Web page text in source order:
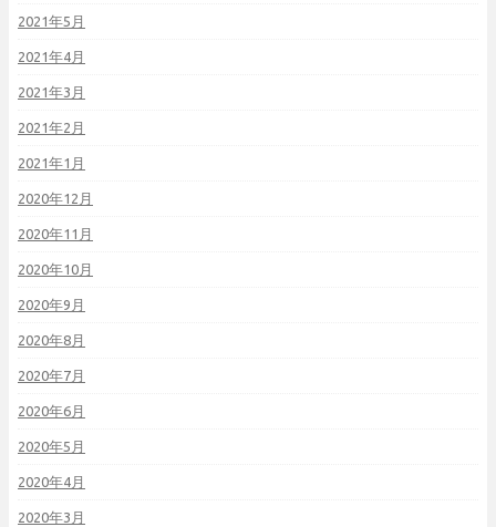
2021年5月
2021年4月
2021年3月
2021年2月
2021年1月
2020年12月
2020年11月
2020年10月
2020年9月
2020年8月
2020年7月
2020年6月
2020年5月
2020年4月
2020年3月